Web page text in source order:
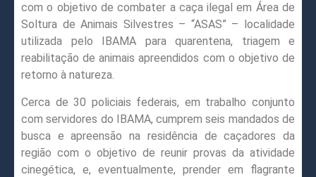
com o objetivo de combater a caça ilegal em Área de
Soltura de Animais Silvestres – “ASAS” – localidade
utilizada pelo IBAMA para quarentena, triagem e
reabilitação de animais apreendidos com o objetivo de
retorno à natureza.
Cerca de 30 policiais federais, em trabalho conjunto
com servidores do IBAMA, cumprem seis mandados de
busca e apreensão na residência de caçadores da
região com o objetivo de reunir provas da atividade
cinegética, e, eventualmente, prender em flagrante